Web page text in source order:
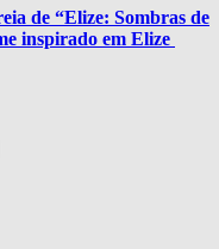
de “Elize: Sombras de
inspirado em Elize